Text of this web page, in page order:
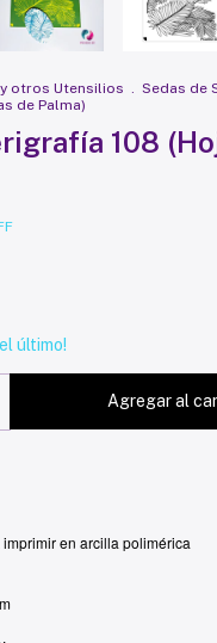
otros Utensilios . Sedas de
de Palma)
108
último!
en arcilla polimérica